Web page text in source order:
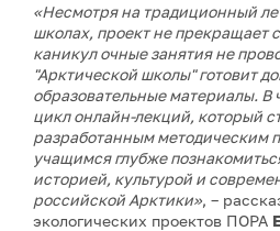
«Несмотря на традиционный
школах, проект не прекращает
каникул очные занятия не
"Арктической школы" готовит
образовательные материалы. В
цикл онлайн-лекций, который
разработанным методическим
учащимся глубже
историей, культурой и
российской Арктики», –
экологических проектов ПОРА